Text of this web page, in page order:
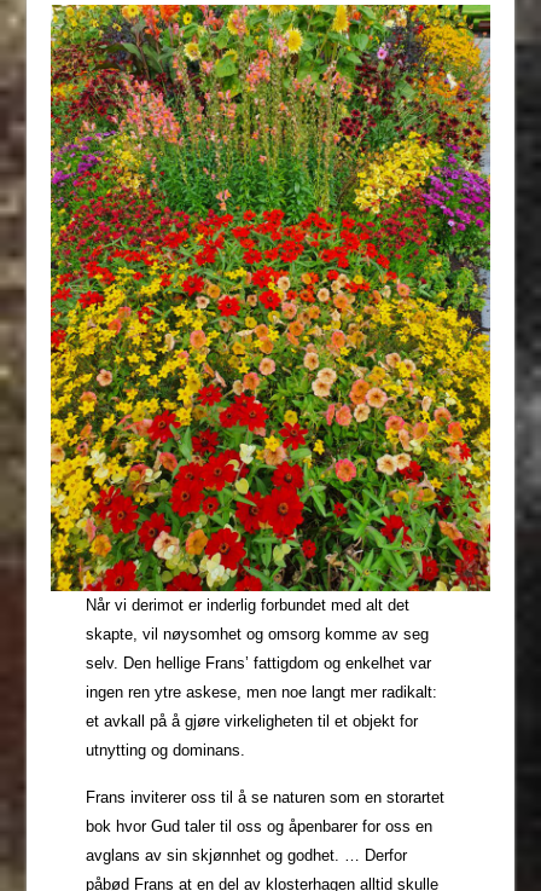
Når vi derimot er inderlig forbundet med alt det
skapte, vil nøysomhet og omsorg komme av seg
selv. Den hellige Frans’ fattigdom og enkelhet var
ingen ren ytre askese, men noe langt mer radikalt:
et avkall på å gjøre virkeligheten til et objekt for
utnytting og dominans.
Frans inviterer oss til å se naturen som en storartet
bok hvor Gud taler til oss og åpenbarer for oss en
avglans av sin skjønnhet og godhet. … Derfor
påbød Frans at en del av klosterhagen alltid skulle